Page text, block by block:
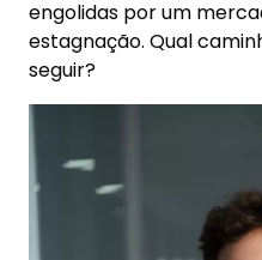
engolidas por um
estagnação. Qual
seguir?